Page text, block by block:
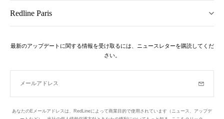
Redline Paris
最新のアップデートに関する情報を受け取るには、ニュースレターを購読してくだ
さい。
メールアドレス
あなたのEメールアドレスは、RedLineによって商業目的で使用されています（ニュース、アップデ